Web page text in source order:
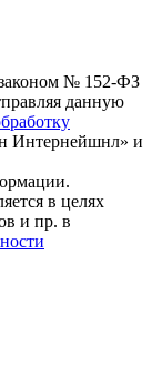
№ 152-ФЗ
данную
Интернейшнл» и
в целях
и пр. в